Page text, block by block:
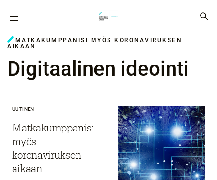
MATKAKUMPPANISI MYÖS KORONAVIRUKSEN
AIKAAN
Digitaalinen ideointi
UUTINEN
Matkakumppanisi
myös
koronaviruksen
aikaan